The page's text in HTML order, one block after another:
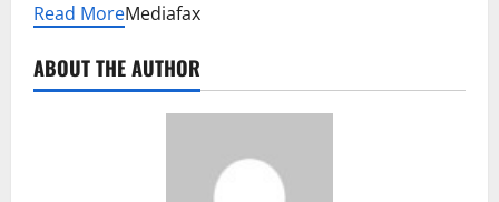
Read MoreMediafax
ABOUT THE AUTHOR